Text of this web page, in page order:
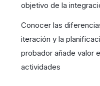
objetivo de la
Conocer las
iteración y la
probador añade valor
actividades